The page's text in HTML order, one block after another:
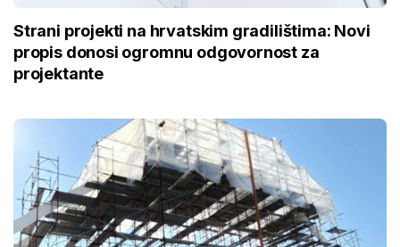
Strani projekti na hrvatskim gradilištima: Novi
propis donosi ogromnu odgovornost za
projektante